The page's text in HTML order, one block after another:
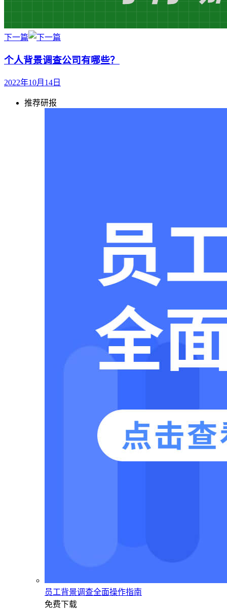
下一篇
个人背景调查公司有哪些？
2022年10月14日
推荐研报
员工背景调查全面操作指南
免费下载